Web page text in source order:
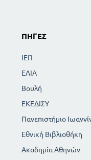
ΠΗΓΈΣ
ΙΕΠ
ΕΛΙΑ
Βουλή
ΕΚΕΔΙΣΥ
Πανεπιστήμιο
Εθνική Βιβλιοθήκη
Ακαδημία Αθηνών